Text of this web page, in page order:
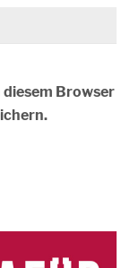
diesem Browser